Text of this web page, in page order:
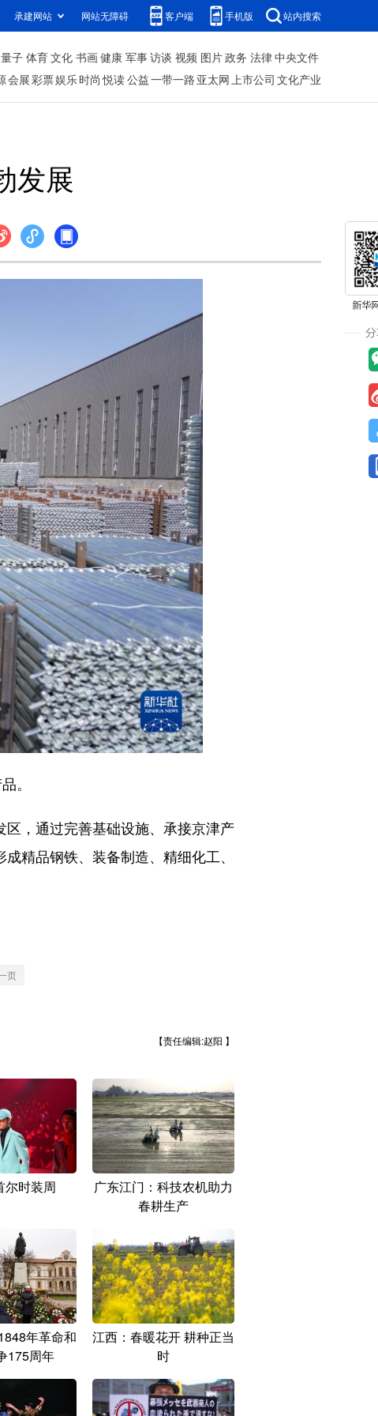
承建网站 网站无障碍 客户端 手机版 站内搜索
量子 体育文化 书画健康 军事访谈 视频 图片政务 法律中央文件
会展彩票娱乐时尚 悦读公益一带一路 亚太网上市公司 文化产业
发展
。
，通过完善基础设施、承接京津产
精品钢铁、装备制造、精细化工、
页
【责任编辑:赵阳 】
尔时装周
广东江门：科技农机助力
春耕生产
年革命和
175周年
江西：春暖花开 耕种正当
时